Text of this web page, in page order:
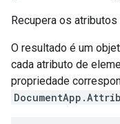
Recupera os
O resultado é um
cada atributo de
propriedade